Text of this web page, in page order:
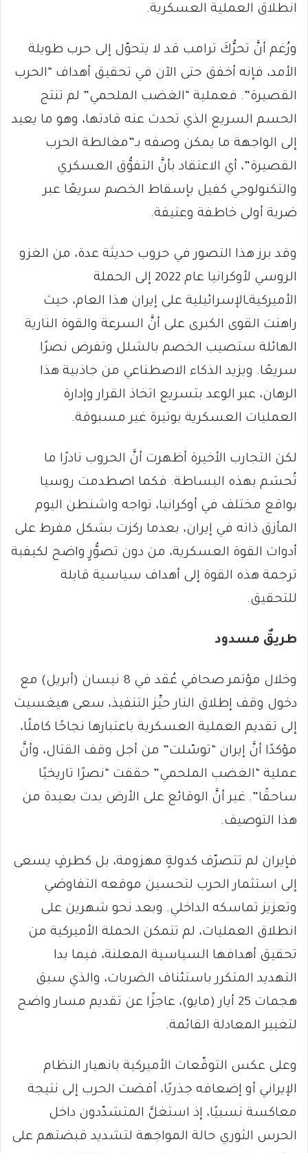
انطلاق العملية العسكرية.
ورُغم أنَّ تحرُّكَ ترامب قد لا يتحوّل إلى حرب طويلة
الأمد، فإنه أخفق حتى الآن في تحقيق أهداف “الحرب
القصيرة”. فعملية “الغضب الملحمي” لم تنتج
الحسم السريع الذي تحدث عنه قادتها، وهو ما يعيد
إلى الواجهة ما يمكن وصفه بـ”مغالطة الحرب
القصيرة”، أي الاعتقاد بأنَّ التفوُّق العسكري
والتكنولوجي كفيل بإسقاط الخصم سريعًا عبر
ضربة أولى خاطفة وعنيفة.
وقد برز هذا التصور في حروب حديثة عدة، من الغزو
الروسي لأوكرانيا عام 2022 إلى الحملة
الأميركيةـالإسرائيلية على إيران هذا العام، حيث
راهنت القوى الكبرى على أنَّ السرعة والقوة النارية
الهائلة ستصيب الخصم بالشلل وتفرض نصرًا
سريعًا. ويزيد الذكاء الاصطناعي من جاذبية هذا
الرهان، عبر الوعد بتسريع اتخاذ القرار وإدارة
العمليات العسكرية بوتيرة غير مسبوقة.
لكن التجارب الأخيرة أظهرت أنَّ الحروب نادرًا ما
تُحسَم بهذه البساطة. فكما اصطدمت روسيا
بواقع مختلف في أوكرانيا، تواجه واشنطن اليوم
المأزق ذاته في إيران، بعدما ركزت بشكل مفرط على
أدوات القوة العسكرية، من دون تصوُّرٍ واضح لكيفية
ترجمة هذه القوة إلى أهداف سياسية قابلة
للتحقيق.
طريقٌ مسدود
وخلال مؤتمر صحافي عُقد في 8 نيسان (أبريل) مع
دخول وقف إطلاق النار حيِّز التنفيذ، سعى هيغسيث
إلى تقديم العملية العسكرية باعتبارها نجاحًا كاملًا،
مؤكدًا أنَّ إيران “توسّلت” من أجل وقف القتال، وأنَّ
عملية “الغضب الملحمي” حققت “نصرًا تاريخيًا
ساحقًا”. غير أنَّ الوقائع على الأرض بدت بعيدة من
هذا التوصيف.
فإيران لم تتصرّف كدولةٍ مهزومة، بل كطرفٍ يسعى
إلى استثمار الحرب لتحسين موقعه التفاوضي
وتعزيز تماسكه الداخلي. وبعد نحو شهرين على
انطلاق العمليات، لم تتمكن الحملة الأميركية من
تحقيق أهدافها السياسية المعلنة، فيما بدا
التهديد المتكرر باستئناف الضربات، والذي سبق
هجمات 25 أيار (مايو)، عاجزًا عن تقديم مسار واضح
لتغيير المعادلة القائمة.
وعلى عكس التوقّعات الأميركية بانهيار النظام
الإيراني أو إضعافه جذريًا، أفضت الحرب إلى نتيجة
معاكسة نسبيًا، إذ استغلَّ المتشدّدون داخل
الحرس الثوري حالة المواجهة لتشديد قبضتهم على